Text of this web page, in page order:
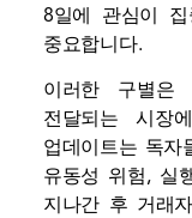
8일에 관심이
중요합니다.
이러한 구별은
전달되는 시장
업데이트는 독자
유동성 위험, 실
지나간 후 ​​거래